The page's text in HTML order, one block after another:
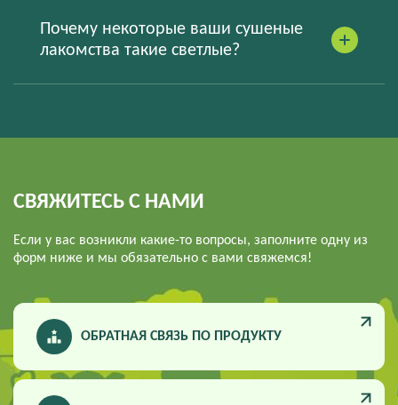
Почему некоторые ваши сушеные
лакомства такие светлые?
СВЯЖИТЕСЬ С НАМИ
Если у вас возникли какие-то вопросы, заполните одну из
форм ниже и мы обязательно с вами свяжемся!
ОБРАТНАЯ СВЯЗЬ ПО ПРОДУКТУ